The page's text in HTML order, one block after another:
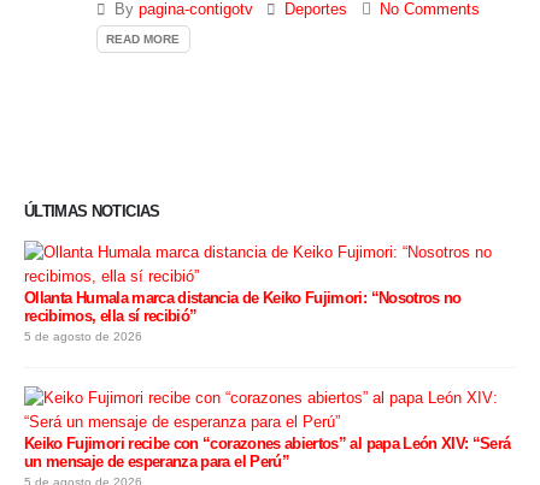
By pagina-contigotv Deportes No Comments
READ MORE
ÚLTIMAS NOTICIAS
Ollanta Humala marca distancia de Keiko Fujimori: “Nosotros no
recibimos, ella sí recibió”
5 de agosto de 2026
Keiko Fujimori recibe con “corazones abiertos” al papa León XIV: “Será
un mensaje de esperanza para el Perú”
5 de agosto de 2026